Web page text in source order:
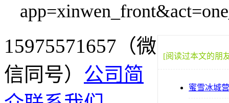
[阅读过本文的朋
蜜雪冰城
15975571657（微
信同号） 公司简